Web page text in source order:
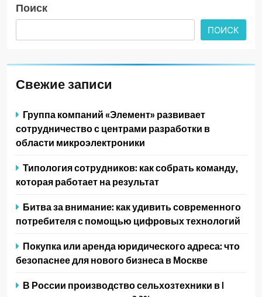
Поиск
ПОИСК
Свежие записи
Группа компаний «Элемент» развивает
сотрудничество с центрами разработки в
области микроэлектроники
Типология сотрудников: как собрать команду,
которая работает на результат
Битва за внимание: как удивить современного
потребителя с помощью цифровых технологий
Покупка или аренда юридического адреса: что
безопаснее для нового бизнеса в Москве
В России производство сельхозтехники в I